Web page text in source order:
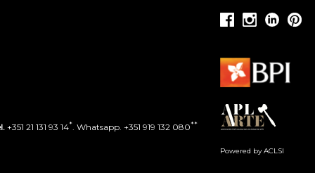
+351 21 131 93 14* . Whatsapp. +351 919 132 080**
Powered by ACLSI